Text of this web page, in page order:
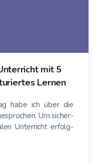
mit 5
Lernen
habe ich über die
Um sicher­
Unter­richt erfolg­